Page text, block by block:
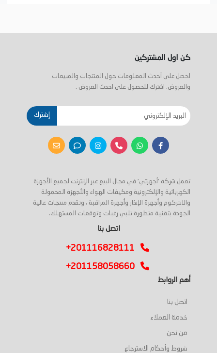
كن اول المشتركين
احصل على أحدث المعلومات حول المنتجات والمبيعات
والعروض. اشترك للحصول على احدث العروض .
إشترك
تعمل شركة 'أجهزتي' في مجال البيع عبر الإنترنت لجميع الأجهزة
الكهربائية والإلكترونية ومكيفات الهواء والأجهزة المحمولة
والانتركوم وأجهزة الإنذار وأجهزة المراقبة ، وتقدم منتجات عالية
الجودة بتقنية متطورة تلبي رغبات وتوقعات المستهلك.
اتصل بنا
+201116828111
+201158058660
أهم الروابط
اتصل بنا
خدمة العملاء
من نحن
شروط وأحكام الاسترجاع